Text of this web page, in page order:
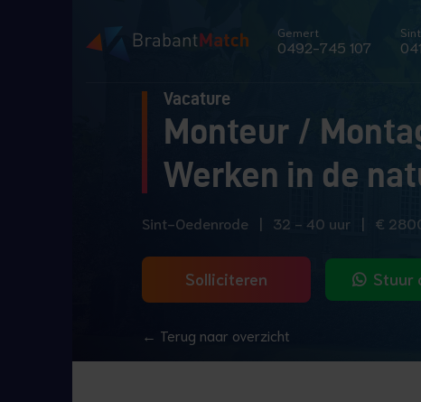
Gemert
0492-745 107
Vacature
Monteur /
Werken in de
Sint-Oedenrode | 32 - 40 uur | €
Solliciteren Stuur
← Terug naar overzicht